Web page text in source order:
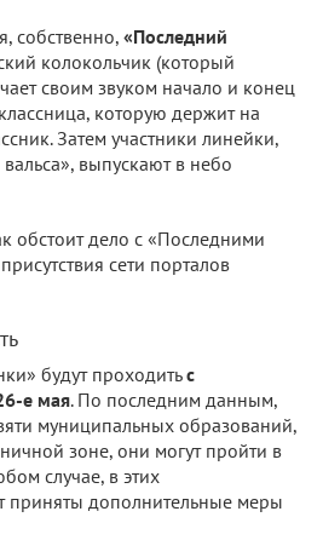
собственно, «Последний
колокольчик (который
своим звуком начало и конец
которую держит на
Затем участники линейки,
выпускают в небо
обстоит дело с «Последними
сети порталов
будут проходитьс
е мая. По последним данным,
муниципальных образований,
зоне, они могут пройти в
случае, в этих
приняты дополнительные меры